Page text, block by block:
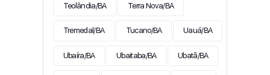
Teolândia/BA Terra Nova/BA
Tremedal/BA Tucano/BA Uauá/BA
Ubaíra/BA Ubaitaba/BA Ubatã/BA